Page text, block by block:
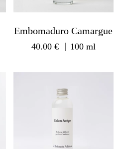
Embomaduro Camargue
40.00 € ｜100 ml